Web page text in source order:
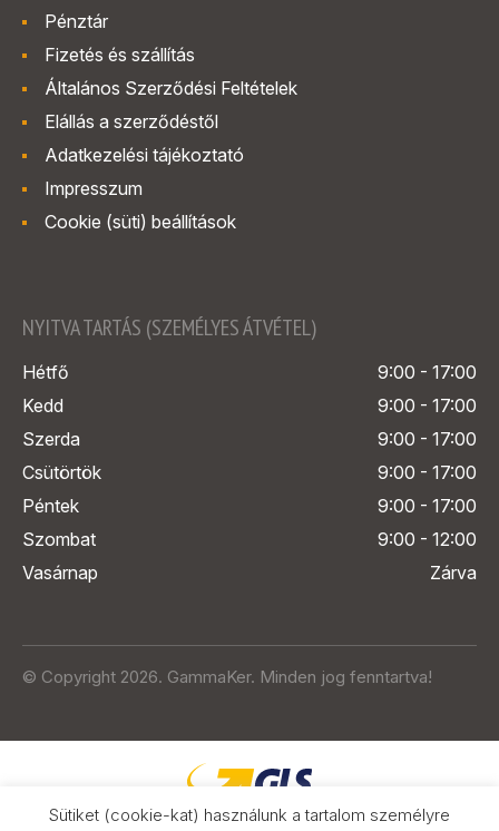
Pénztár
Fizetés és szállítás
Általános Szerződési Feltételek
Elállás a szerződéstől
Adatkezelési tájékoztató
Impresszum
Cookie (süti) beállítások
NYITVA TARTÁS (SZEMÉLYES ÁTVÉTEL)
Hétfő
9:00 - 17:00
Kedd
9:00 - 17:00
Szerda
9:00 - 17:00
Csütörtök
9:00 - 17:00
Péntek
9:00 - 17:00
Szombat
9:00 - 12:00
Vasárnap
Zárva
© Copyright 2026. GammaKer. Minden jog fenntartva!
Sütiket (cookie-kat) használunk a tartalom személyre